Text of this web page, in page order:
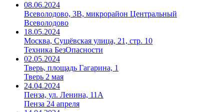
08.06.2024
Всеволодово, 3В, микрорайон Центральный
Всеволодово
18.05.2024
Москва, Сущёвская улица, 21, стр. 10
Техника БезОпасности
02.05.2024
Тверь, площадь Гагарина, 1
Тверь 2 мая
24.04.2024
Пенза, ул. Ленина, 11А
Пенза 24 апреля